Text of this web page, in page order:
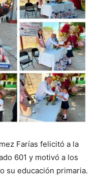
Farías felicitó a la
601 y motivó a los
su educación primaria.